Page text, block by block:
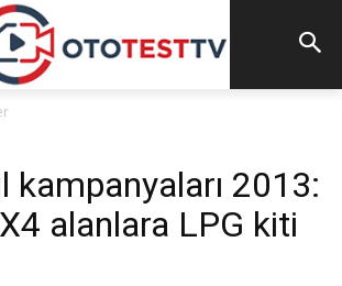
kampanyaları 2013:
alanlara LPG kiti